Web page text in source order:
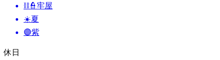
⛓️👮牢屋
☀️夏
🟣紫
休日